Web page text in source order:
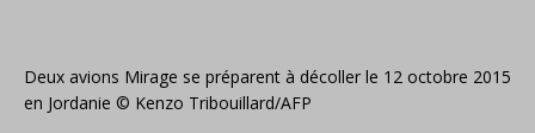
Deux avions Mirage se préparent à décoller le 12 octobre 2015
en Jordanie © Kenzo Tribouillard/AFP